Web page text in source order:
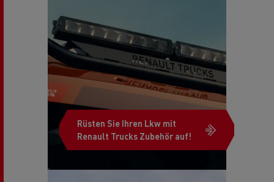
Rüsten Sie Ihren Lkw mit
Renault Trucks Zubehör auf!